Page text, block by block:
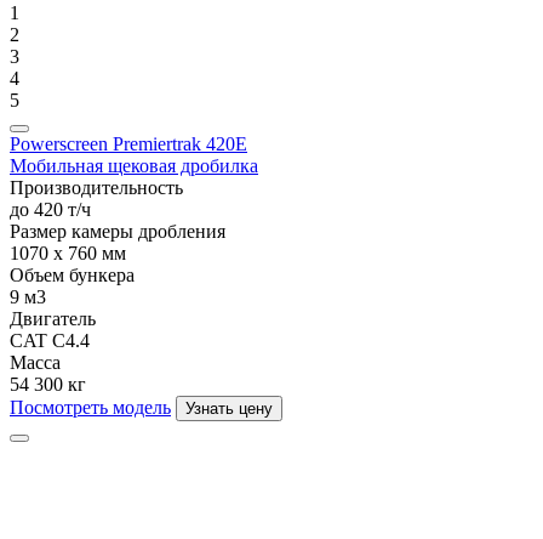
1
2
3
4
5
Powerscreen Premiertrak 420E
Мобильная щековая дробилка
Производительность
до 420 т/ч
Размер камеры дробления
1070 x 760 мм
Объем бункера
9 м3
Двигатель
CAT C4.4
Масса
54 300 кг
Посмотреть модель
Узнать цену